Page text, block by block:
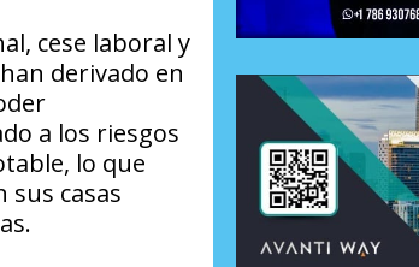
cese laboral y
derivado en
a los riesgos
lo que
casas